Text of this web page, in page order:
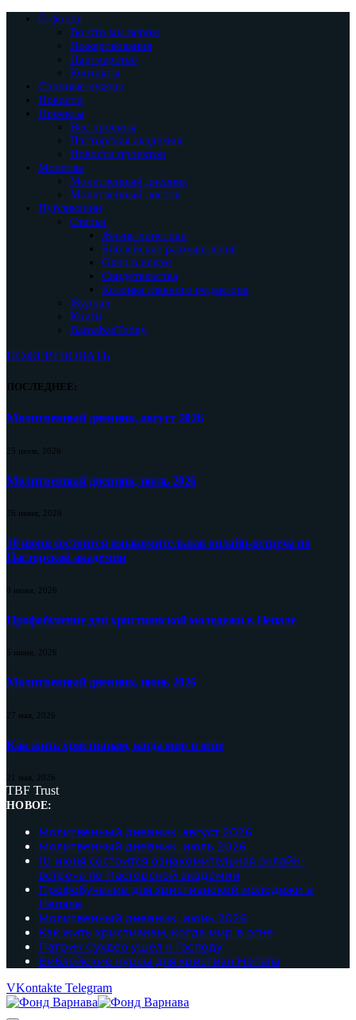
О фонде
Во что мы верим
Пожертвования
Партнерство
Контакты
Срочные нужды
Новости
Проекты
Все проекты
Пасторская академия
Новости проектов
Молитва
Молитвенный дневник
Молитвенный листок
Публикации
Статьи
Жизнь христиан
Библейские размышления
Окно в ислам
Свидетельства
Колонка главного редактора
Журнал
Книги
BarnabasToday
ПОЖЕРТВОВАТЬ
ПОСЛЕДНЕЕ:
Молитвенный дневник, август 2026
25 июля, 2026
Молитвенный дневник, июль 2026
26 июня, 2026
10 июня состоится ознакомительная онлайн-встреча по
Пасторской академии
8 июня, 2026
Профобучение для христианской молодежи в Непале
5 июня, 2026
Молитвенный дневник, июнь 2026
27 мая, 2026
Как жить христианам, когда мир в огне
21 мая, 2026
TBF Trust
НОВОЕ:
Молитвенный дневник, август 2026
Молитвенный дневник, июль 2026
10 июня состоится ознакомительная онлайн-
встреча по Пасторской академии
Профобучение для христианской молодежи в
Непале
Молитвенный дневник, июнь 2026
Как жить христианам, когда мир в огне
Патрик Сухдео ушел к Господу
Библейские курсы для христиан Непала
VKontakte Telegram